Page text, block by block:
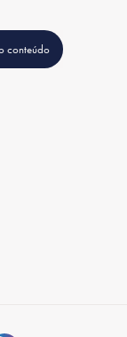
conteúdo